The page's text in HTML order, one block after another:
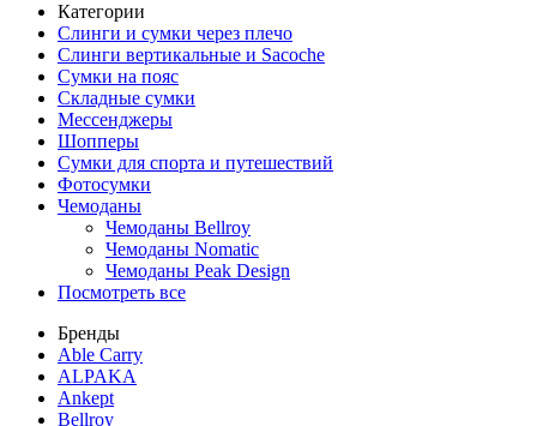
Категории
Слинги и сумки через плечо
Слинги вертикальные и Sacoche
Сумки на пояс
Складные сумки
Мессенджеры
Шопперы
Сумки для спорта и путешествий
Фотосумки
Чемоданы
Чемоданы Bellroy
Чемоданы Nomatic
Чемоданы Peak Design
Посмотреть все
Бренды
Able Carry
ALPAKA
Ankept
Bellroy